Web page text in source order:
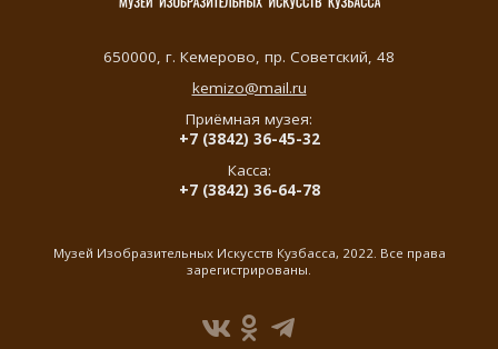
650000, г. Кемерово, пр. Советский, 48
kemizo@mail.ru
Приёмная музея:
+7 (3842) 36-45-32
Касса:
+7 (3842) 36-64-78
Музей Изобразительных Искусств Кузбасса, 2022. Все права
зарегистрированы.